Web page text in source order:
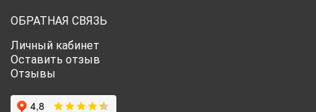
ОБРАТНАЯ СВЯЗЬ
Личный кабинет
Оставить отзыв
Отзывы